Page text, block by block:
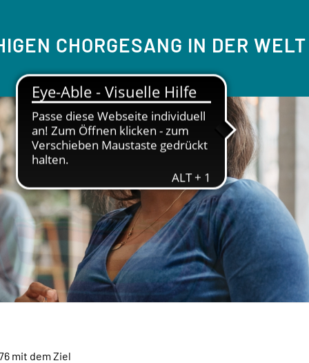
CHORGESANG IN DER WELT
IN ALLER WELT
mit dem Ziel